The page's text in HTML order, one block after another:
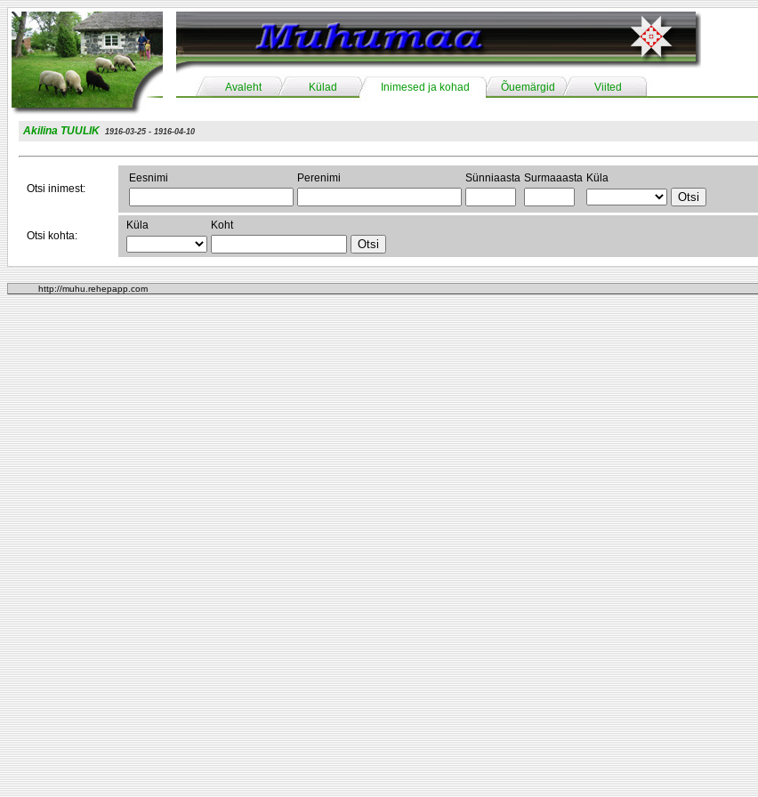
Avaleht Külad Inimesed ja kohad Õuemärgid Viited
Akilina TUULIK 1916-03-25 - 1916-04-10
Otsi inimest:
Eesnimi Perenimi Sünniaasta Surmaaasta Küla
Otsi kohta:
Küla Koht
http://muhu.rehepapp.com